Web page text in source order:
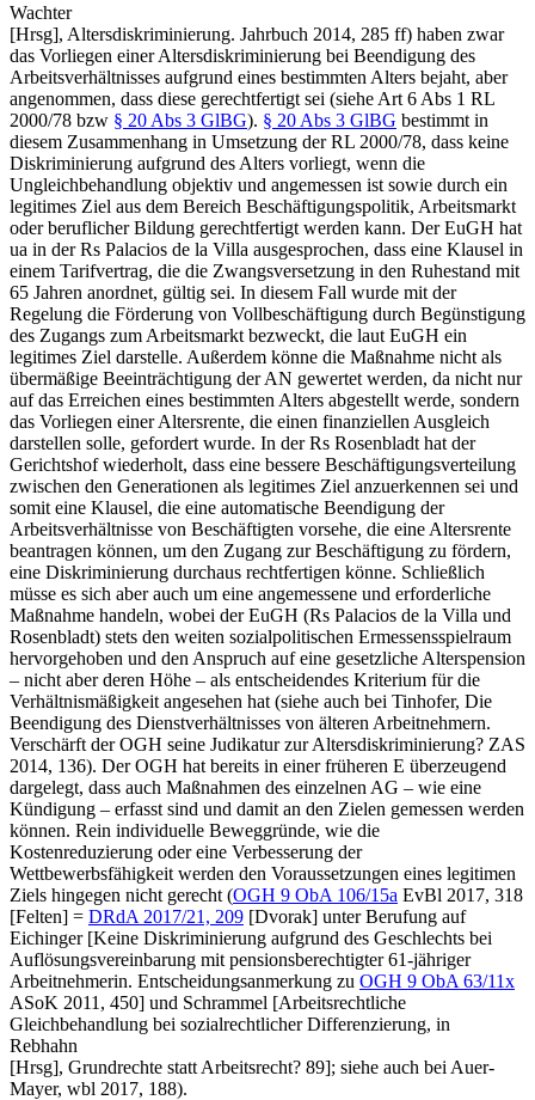
Wachter
[Hrsg], Altersdiskriminierung. Jahrbuch 2014, 285 ff) haben zwar
das Vorliegen einer Altersdiskriminierung bei Beendigung des
Arbeitsverhältnisses aufgrund eines bestimmten Alters bejaht, aber
angenommen, dass diese gerechtfertigt sei (siehe Art 6 Abs 1 RL
2000/78 bzw § 20 Abs 3 GlBG). § 20 Abs 3 GlBG bestimmt in
diesem Zusammenhang in Umsetzung der RL 2000/78, dass keine
Diskriminierung aufgrund des Alters vorliegt, wenn die
Ungleichbehandlung objektiv und angemessen ist sowie durch ein
legitimes Ziel aus dem Bereich Beschäftigungspolitik, Arbeitsmarkt
oder beruflicher Bildung gerechtfertigt werden kann. Der EuGH hat
ua in der Rs Palacios de la Villa ausgesprochen, dass eine Klausel in
einem Tarifvertrag, die die Zwangsversetzung in den Ruhestand mit
65 Jahren anordnet, gültig sei. In diesem Fall wurde mit der
Regelung die Förderung von Vollbeschäftigung durch Begünstigung
des Zugangs zum Arbeitsmarkt bezweckt, die laut EuGH ein
legitimes Ziel darstelle. Außerdem könne die Maßnahme nicht als
übermäßige Beeinträchtigung der AN gewertet werden, da nicht nur
auf das Erreichen eines bestimmten Alters abgestellt werde, sondern
das Vorliegen einer Altersrente, die einen finanziellen Ausgleich
darstellen solle, gefordert wurde. In der Rs Rosenbladt hat der
Gerichtshof wiederholt, dass eine bessere Beschäftigungsverteilung
zwischen den Generationen als legitimes Ziel anzuerkennen sei und
somit eine Klausel, die eine automatische Beendigung der
Arbeitsverhältnisse von Beschäftigten vorsehe, die eine Altersrente
beantragen können, um den Zugang zur Beschäftigung zu fördern,
eine Diskriminierung durchaus rechtfertigen könne. Schließlich
müsse es sich aber auch um eine angemessene und erforderliche
Maßnahme handeln, wobei der EuGH (Rs Palacios de la Villa und
Rosenbladt) stets den weiten sozialpolitischen Ermessensspielraum
hervorgehoben und den Anspruch auf eine gesetzliche Alterspension
– nicht aber deren Höhe – als entscheidendes Kriterium für die
Verhältnismäßigkeit angesehen hat (siehe auch bei Tinhofer, Die
Beendigung des Dienstverhältnisses von älteren Arbeitnehmern.
Verschärft der OGH seine Judikatur zur Altersdiskriminierung? ZAS
2014, 136). Der OGH hat bereits in einer früheren E überzeugend
dargelegt, dass auch Maßnahmen des einzelnen AG – wie eine
Kündigung – erfasst sind und damit an den Zielen gemessen werden
können. Rein individuelle Beweggründe, wie die
Kostenreduzierung oder eine Verbesserung der
Wettbewerbsfähigkeit werden den Voraussetzungen eines legitimen
Ziels hingegen nicht gerecht (OGH 9 ObA 106/15a EvBl 2017, 318
[Felten] = DRdA 2017/21, 209 [Dvorak] unter Berufung auf
Eichinger [Keine Diskriminierung aufgrund des Geschlechts bei
Auflösungsvereinbarung mit pensionsberechtigter 61-jähriger
Arbeitnehmerin. Entscheidungsanmerkung zu OGH 9 ObA 63/11x
ASoK 2011, 450] und Schrammel [Arbeitsrechtliche
Gleichbehandlung bei sozialrechtlicher Differenzierung, in
Rebhahn
[Hrsg], Grundrechte statt Arbeitsrecht? 89]; siehe auch bei Auer-
Mayer, wbl 2017, 188).